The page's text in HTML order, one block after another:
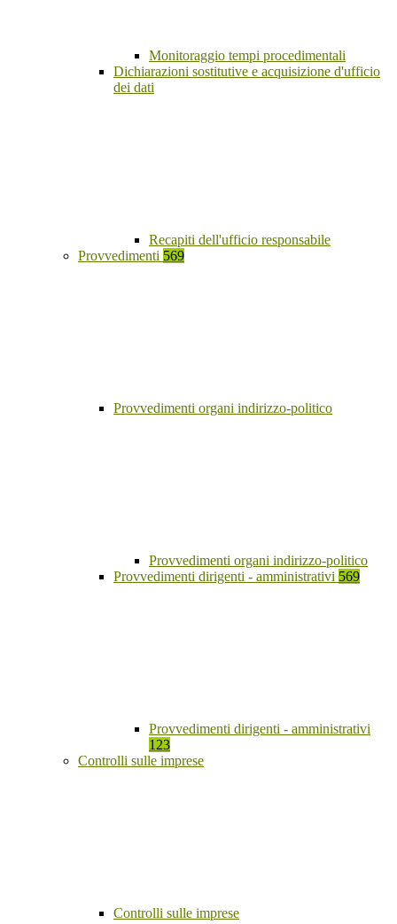
Monitoraggio tempi procedimentali
Dichiarazioni sostitutive e acquisizione d'ufficio
dei dati
Recapiti dell'ufficio responsabile
Provvedimenti 569
Provvedimenti organi indirizzo-politico
Provvedimenti organi indirizzo-politico
Provvedimenti dirigenti - amministrativi 569
Provvedimenti dirigenti - amministrativi
123
Controlli sulle imprese
Controlli sulle imprese